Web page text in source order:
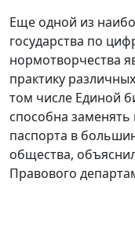
Еще одной из
государства по
нормотворчества
практику
том числе Единой
способна
паспорта в
общества,
Правового